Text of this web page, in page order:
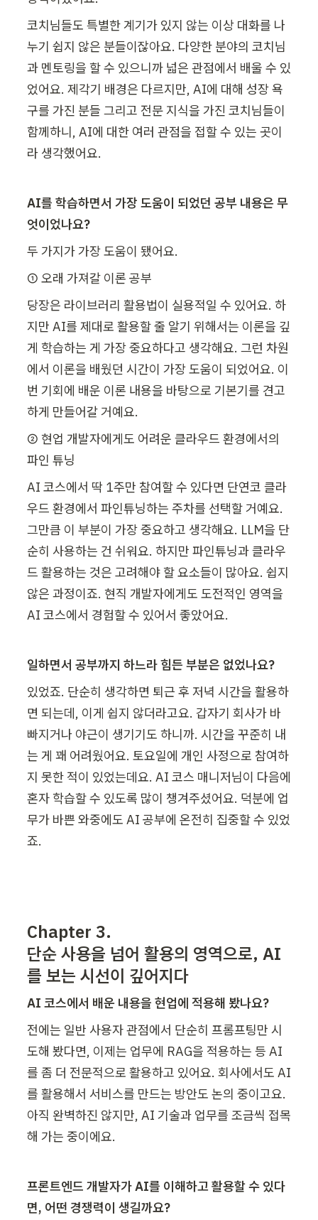
코치님들도 특별한 계기가 있지 않는 이상 대화를 나
누기 쉽지 않은 분들이잖아요. 다양한 분야의 코치님
과 멘토링을 할 수 있으니까 넓은 관점에서 배울 수 있
었어요. 제각기 배경은 다르지만, AI에 대해 성장 욕
구를 가진 분들 그리고 전문 지식을 가진 코치님들이
함께하니, AI에 대한 여러 관점을 접할 수 있는 곳이
라 생각했어요.
AI를 학습하면서 가장 도움이 되었던 공부 내용은 무
엇이었나요?
두 가지가 가장 도움이 됐어요.
① 오래 가져갈 이론 공부
당장은 라이브러리 활용법이 실용적일 수 있어요. 하
지만 AI를 제대로 활용할 줄 알기 위해서는 이론을 깊
게 학습하는 게 가장 중요하다고 생각해요. 그런 차원
에서 이론을 배웠던 시간이 가장 도움이 되었어요. 이
번 기회에 배운 이론 내용을 바탕으로 기본기를 견고
하게 만들어갈 거예요.
② 현업 개발자에게도 어려운 클라우드 환경에서의
파인 튜닝
AI 코스에서 딱 1주만 참여할 수 있다면 단연코 클라
우드 환경에서 파인튜닝하는 주차를 선택할 거예요.
그만큼 이 부분이 가장 중요하고 생각해요. LLM을 단
순히 사용하는 건 쉬워요. 하지만 파인튜닝과 클라우
드 활용하는 것은 고려해야 할 요소들이 많아요. 쉽지
않은 과정이죠. 현직 개발자에게도 도전적인 영역을
AI 코스에서 경험할 수 있어서 좋았어요.
일하면서 공부까지 하느라 힘든 부분은 없었나요?
있었죠. 단순히 생각하면 퇴근 후 저녁 시간을 활용하
면 되는데, 이게 쉽지 않더라고요. 갑자기 회사가 바
빠지거나 야근이 생기기도 하니까. 시간을 꾸준히 내
는 게 꽤 어려웠어요. 토요일에 개인 사정으로 참여하
지 못한 적이 있었는데요. AI 코스 매니저님이 다음에
혼자 학습할 수 있도록 많이 챙겨주셨어요. 덕분에 업
무가 바쁜 와중에도 AI 공부에 온전히 집중할 수 있었
죠.
Chapter 3.
단순 사용을 넘어 활용의 영역으로, AI
를 보는 시선이 깊어지다
AI 코스에서 배운 내용을 현업에 적용해 봤나요?
전에는 일반 사용자 관점에서 단순히 프롬프팅만 시
도해 봤다면, 이제는 업무에 RAG을 적용하는 등 AI
를 좀 더 전문적으로 활용하고 있어요. 회사에서도 AI
를 활용해서 서비스를 만드는 방안도 논의 중이고요.
아직 완벽하진 않지만, AI 기술과 업무를 조금씩 접목
해 가는 중이에요.
프론트엔드 개발자가 AI를 이해하고 활용할 수 있다
면, 어떤 경쟁력이 생길까요?